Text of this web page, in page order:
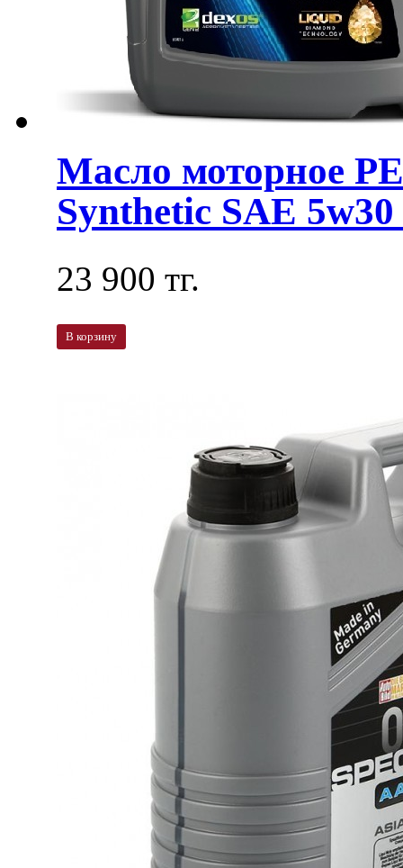
Масло моторное
Synthetic SAE
23 900 тг.
В корзину